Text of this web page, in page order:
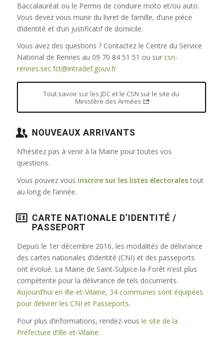
Baccalauréat ou le Permis de conduire moto et/ou auto.
Vous devez vous munir du livret de famille, d’une pièce
d’identité et d’un justificatif de domicile.
Vous avez des questions ? Contactez le Centre du Service
National de Rennes au 09 70 84 51 51 ou sur csn-
rennes.sec.fct@intradef.gouv.fr
Tout savoir sur les JDC et le CSN sur le site du
Ministère des Armées
NOUVEAUX ARRIVANTS
N’hésitez pas à venir à la Mairie pour toutes vos
questions.
Vous pouvez vous inscrire sur les listes électoralestout
au long de l’année.
CARTE NATIONALE D’IDENTITÉ /
PASSEPORT
Depuis le 1er décembre 2016, les modalités de délivrance
des cartes nationales d’identité (CNI) et des passeports
ont évolué. La Mairie de Saint-Sulpice-la-Forêt n’est plus
compétente pour la délivrance de tels documents.
Aujourd’hui en Ille-et-Vilaine, 34 communes sont équipées
pour délivrer les CNI et Passeports.
Pour plus d’informations, rendez-vous le site de la
Préfecture d’Ille-et-Vilaine.